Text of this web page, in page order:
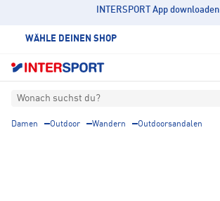
INTERSPORT App downloaden
WÄHLE DEINEN SHOP
Wonach suchst du?
Damen Outdoor Wandern Outdoorsandalen